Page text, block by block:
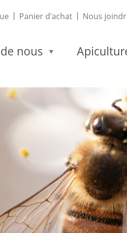
Panier d'achat Nous
nous